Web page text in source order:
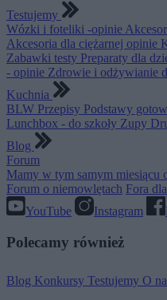
Testujemy
Wózki i foteliki -opinie
Akcesoria dla ciężarnej opinie
Zabawki testy Preparaty dla
- opinie Zdrowie i odżywianie
Kuchnia
BLW Przepisy Podstawy
Lunchbox - do szkoły Zupy
Blog
Forum
Mamy w tym samym miesiącu
Forum o niemowlętach Fora
YouTube
Instagram
Polecamy również
Blog Konkursy Testujemy O